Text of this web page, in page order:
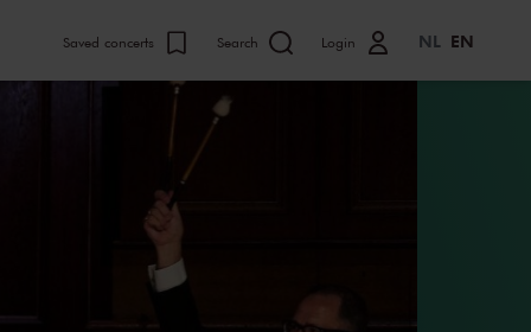
Saved concerts Search Login NL EN